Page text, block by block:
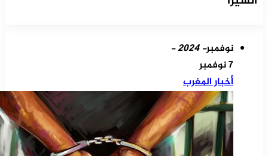
نوفمبر- 2024 -
7 نوفمبر
أخبار المغرب